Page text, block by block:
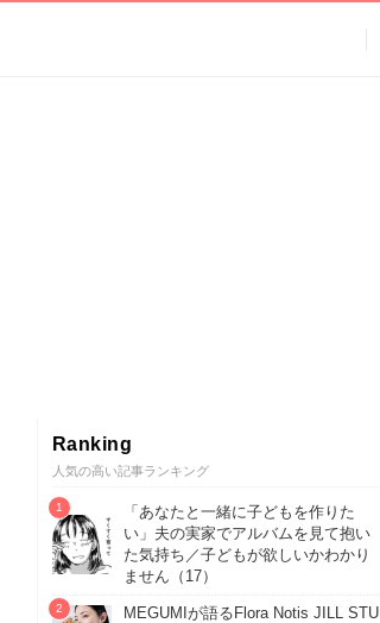
Ranking
人気の高い記事ランキング
「あなたと一緒に子どもを作りた
い」夫の実家でアルバムを見て抱い
た気持ち／子どもが欲しいかわかり
ません（17）
MEGUMIが語るFlora Notis JILL STU